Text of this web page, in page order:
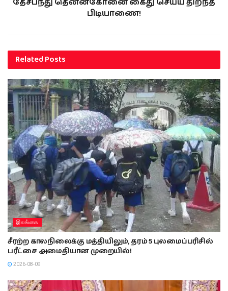
பிடியாணை!
RelatedPosts
இலங்கை
சீரற்ற காலநிலைக்கு மத்தியிலும், தரம் 5 புலமைப்பரிசில்
பரீட்சை அமைதியான முறையில்!
2026-08-09